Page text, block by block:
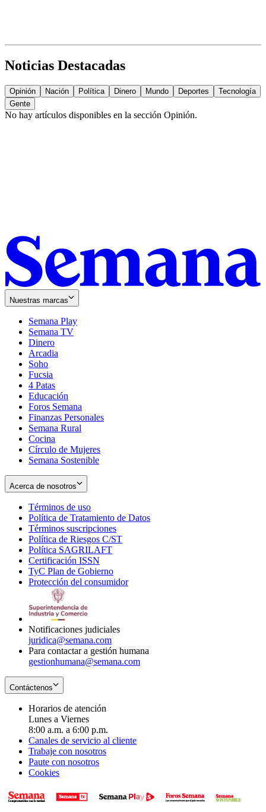
Noticias Destacadas
Opinión Nación Política Dinero Mundo Deportes
Tecnología
Gente
No hay artículos disponibles en la sección Opinión.
Nuestras marcas
Semana Play
Semana TV
Dinero
Arcadia
Soho
in
new
window
Fucsia
in
new
window
4 Patas
Educación
Foros Semana
Finanzas Personales
Semana Rural
Cocina
Círculo de Mujeres
Semana Sostenible
Acerca de nosotros
Términos de uso
in
new
window
Política de Tratamiento de Datos
Términos suscripciones
in
Política de Riesgos C/ST
Política SAGRILAFT
new
window
Certificación ISSN
in
new
TyC Plan de Gobierno
in
Protección del consumidorOpens
Notificaciones judiciales
juridica@semana.com
Para contactar a gestión humana
gestionhumana@semana.com
Contáctenos
Horarios de atención
Lunes a Viernes
8:00 a.m. a 6:00 p.m.
Canales de servicio al cliente
Trabaje con nosotros
Paute con nosotros
Cookies